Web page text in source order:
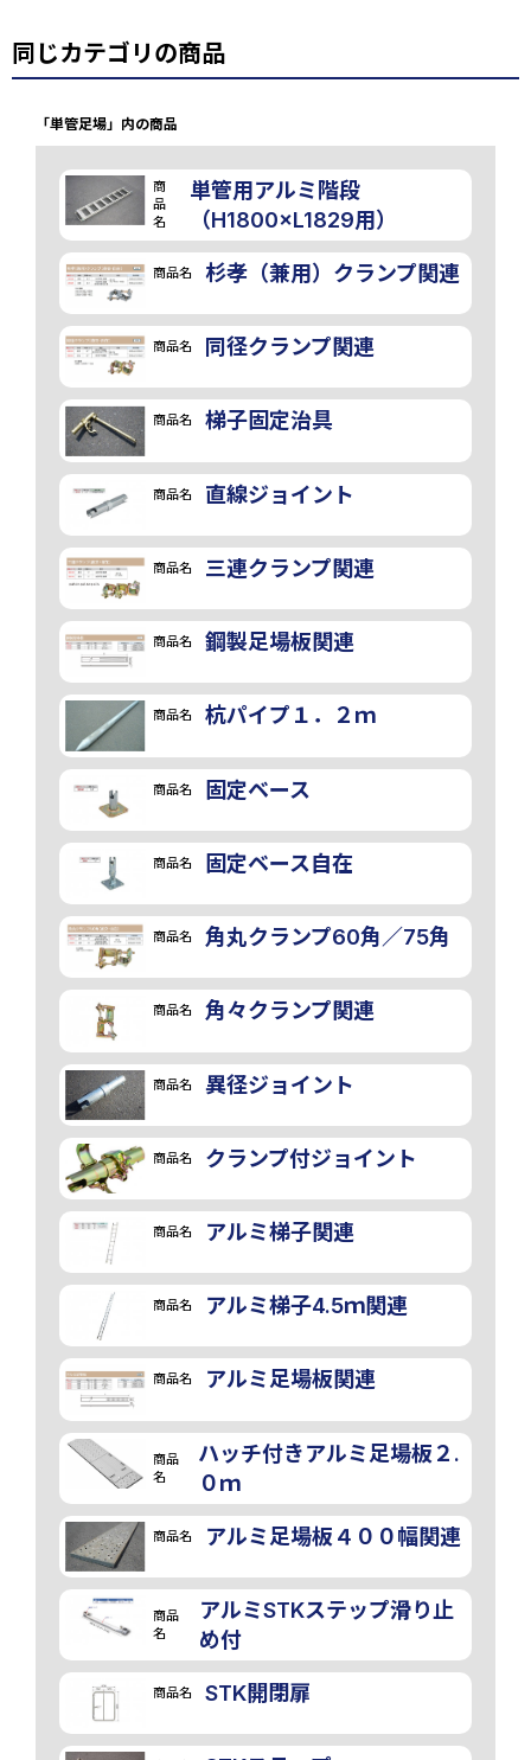
同じカテゴリの商品
「単管足場」内の商品
商
品
名
単管用アルミ階段
（H1800×L1829用）
商品名 杉孝（兼用）クランプ関連
商品名 同径クランプ関連
商品名 梯子固定治具
商品名 直線ジョイント
商品名 三連クランプ関連
商品名 鋼製足場板関連
商品名 杭パイプ１．２ｍ
商品名 固定ベース
商品名 固定ベース自在
商品名 角丸クランプ60角／75角
商品名 角々クランプ関連
商品名 異径ジョイント
商品名 クランプ付ジョイント
商品名 アルミ梯子関連
商品名 アルミ梯子4.5ｍ関連
商品名 アルミ足場板関連
商品
名
ハッチ付きアルミ足場板２.
０ｍ
商品名 アルミ足場板４００幅関連
商品
名
アルミSTKステップ滑り止
め付
商品名 STK開閉扉